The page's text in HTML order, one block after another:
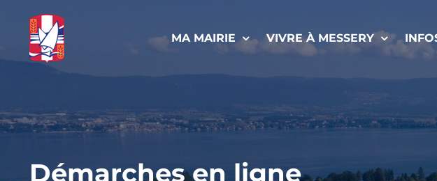
contenu
MA MAIRIE VIVRE À MESSERY
Démarches en ligne